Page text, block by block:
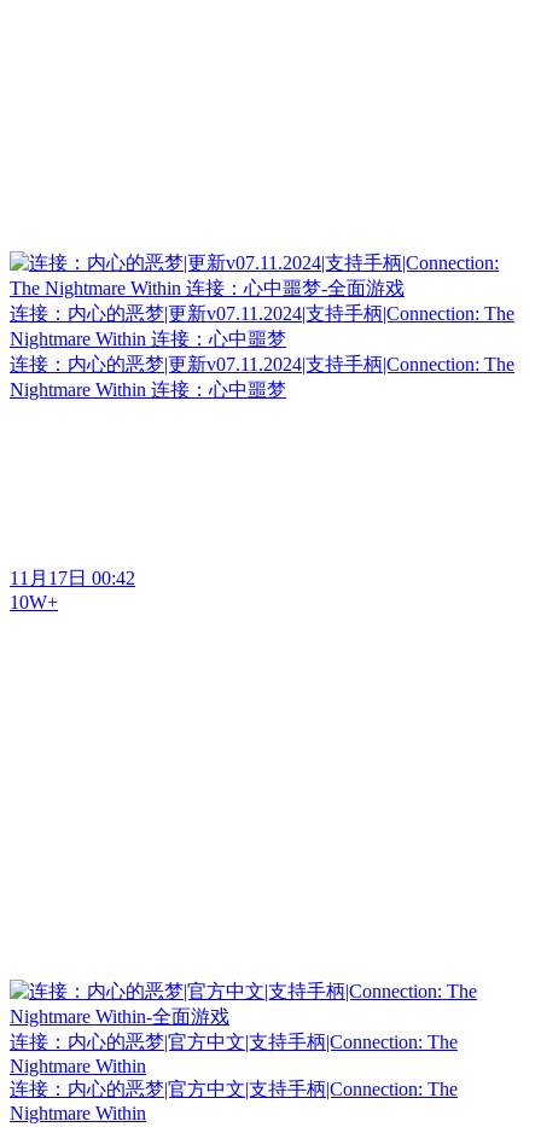
连接：内心的恶梦|更新v07.11.2024|支持手柄|Connection: The
Nightmare Within 连接：心中噩梦
连接：内心的恶梦|更新v07.11.2024|支持手柄|Connection: The
Nightmare Within 连接：心中噩梦
11月17日 00:42
10W+
连接：内心的恶梦|官方中文|支持手柄|Connection: The
Nightmare Within
连接：内心的恶梦|官方中文|支持手柄|Connection: The
Nightmare Within